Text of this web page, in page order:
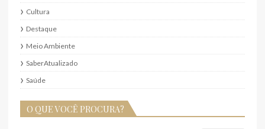
Cultura
Destaque
Meio Ambiente
SaberAtualizado
Saúde
O QUE VOCÊ PROCURA?